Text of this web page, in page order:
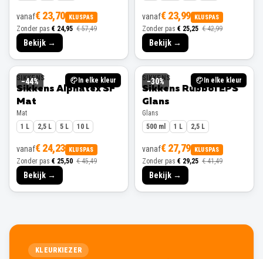
vanaf€ 23,70 KLUSPAS
Zonder pas € 24,95 € 57,49
Bekijk →
vanaf€ 23,99 KLUSPAS
Zonder pas € 25,25 € 42,99
Bekijk →
−44% In elke kleur
SIKKENS
Sikkens Alphatex SF
Mat
Mat
1 L
2,5 L 5 L 10 L
vanaf€ 24,23 KLUSPAS
Zonder pas € 25,50 € 45,49
Bekijk →
−30% In elke kleur
SIKKENS
Sikkens Rubbol EPS
Glans
Glans
500 ml
1 L 2,5 L
vanaf€ 27,79 KLUSPAS
Zonder pas € 29,25 € 41,49
Bekijk →
KLEURKIEZER